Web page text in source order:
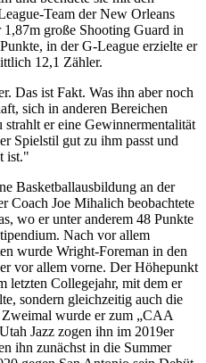
Team der New Orleans
große Shooting Guard in
in der G-League erzielte er
12,1 Zähler.
Das ist Fakt. Was ihn aber noch
sich in anderen Bereichen
er eine Gewinnermentalität
Spielstil gut zu ihm passt und
ist."
Basketballausbildung an der
Coach Joe Mihalich beobachtete
wo er unter anderem 48 Punkte
Nach vor allem
wurde Wright-Foreman in den
vor allem vorne. Der Höhepunkt
letzten Collegejahr, mit dem er
sondern gleichzeitig auch die
wurde er zum „CAA
Jazz zogen ihn im 2019er
ihn zunächst in die Summer